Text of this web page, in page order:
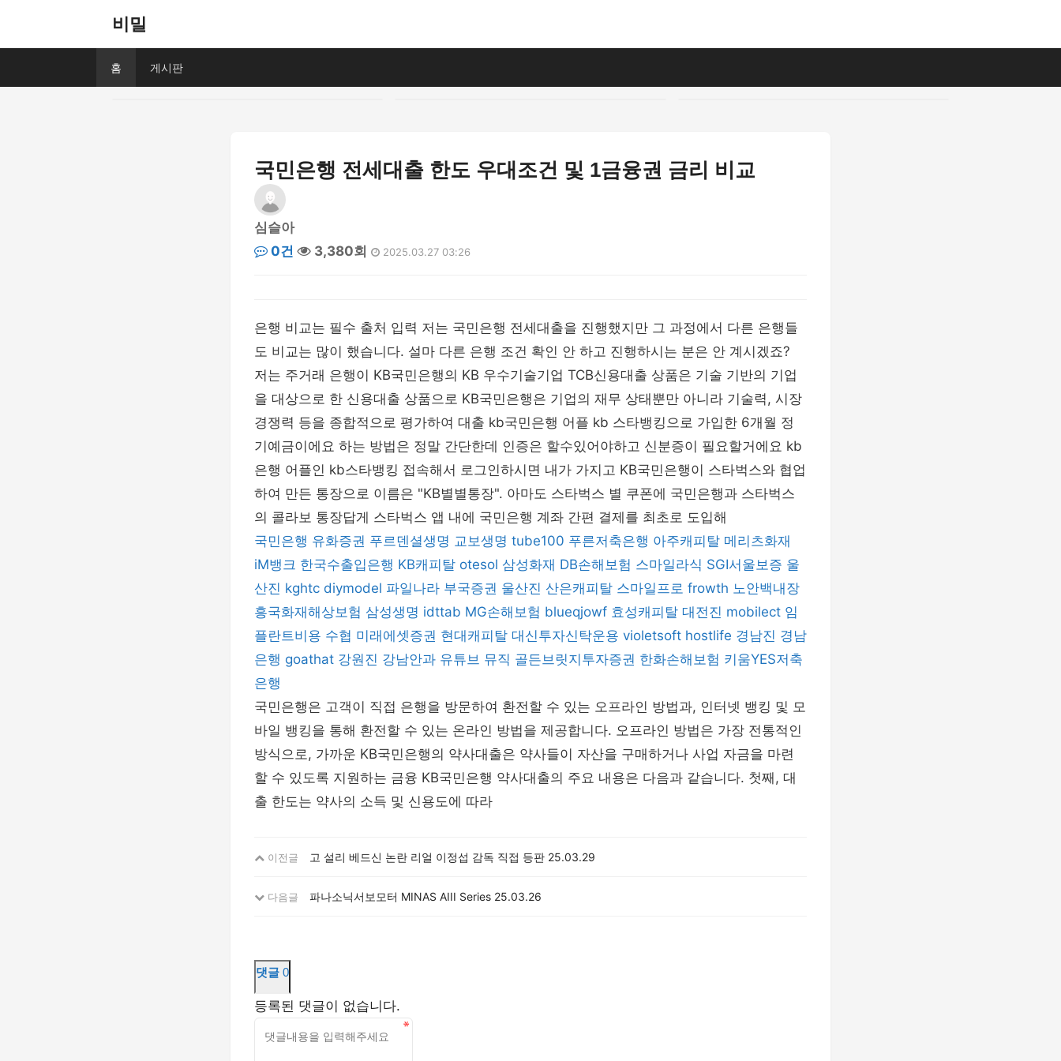
비밀
홈 게시판
국민은행 전세대출 한도 우대조건 및 1금융권 금리 비교
심슬아
0건
3,380회 2025.03.27 03:26
은행 비교는 필수 출처 입력 저는 국민은행 전세대출을 진행했지만 그 과정에서 다른 은행들
도 비교는 많이 했습니다. 설마 다른 은행 조건 확인 안 하고 진행하시는 분은 안 계시겠죠?
저는 주거래 은행이 KB국민은행의 KB 우수기술기업 TCB신용대출 상품은 기술 기반의 기업
을 대상으로 한 신용대출 상품으로 KB국민은행은 기업의 재무 상태뿐만 아니라 기술력, 시장
경쟁력 등을 종합적으로 평가하여 대출 kb국민은행 어플 kb 스타뱅킹으로 가입한 6개월 정
기예금이에요 하는 방법은 정말 간단한데 인증은 할수있어야하고 신분증이 필요할거에요 kb
은행 어플인 kb스타뱅킹 접속해서 로그인하시면 내가 가지고 KB국민은행이 스타벅스와 협업
하여 만든 통장으로 이름은 "KB별별통장". 아마도 스타벅스 별 쿠폰에 국민은행과 스타벅스
의 콜라보 통장답게 스타벅스 앱 내에 국민은행 계좌 간편 결제를 최초로 도입해
국민은행 유화증권 푸르덴셜생명 교보생명 tube100 푸른저축은행 아주캐피탈 메리츠화재
iM뱅크 한국수출입은행 KB캐피탈 otesol 삼성화재 DB손해보험 스마일라식 SGI서울보증 울
산진 kghtc diymodel 파일나라 부국증권 울산진 산은캐피탈 스마일프로 frowth 노안백내장
흥국화재해상보험 삼성생명 idttab MG손해보험 blueqjowf 효성캐피탈 대전진 mobilect 임
플란트비용 수협 미래에셋증권 현대캐피탈 대신투자신탁운용 violetsoft hostlife 경남진 경남
은행 goathat 강원진 강남안과 유튜브 뮤직 골든브릿지투자증권 한화손해보험 키움YES저축
은행
국민은행은 고객이 직접 은행을 방문하여 환전할 수 있는 오프라인 방법과, 인터넷 뱅킹 및 모
바일 뱅킹을 통해 환전할 수 있는 온라인 방법을 제공합니다. 오프라인 방법은 가장 전통적인
방식으로, 가까운 KB국민은행의 약사대출은 약사들이 자산을 구매하거나 사업 자금을 마련
할 수 있도록 지원하는 금융 KB국민은행 약사대출의 주요 내용은 다음과 같습니다. 첫째, 대
출 한도는 약사의 소득 및 신용도에 따라
이전글 고 설리 베드신 논란 리얼 이정섭 감독 직접 등판 25.03.29
다음글 파나소닉서보모터 MINAS AIII Series 25.03.26
댓글 0
등록된 댓글이 없습니다.